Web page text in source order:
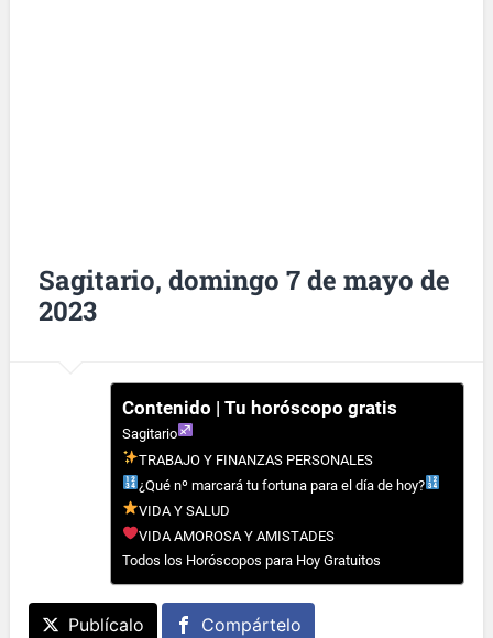
Sagitario, domingo 7 de mayo de
2023
Contenido | Tu horóscopo gratis
Sagitario
TRABAJO Y FINANZAS PERSONALES
¿Qué nº marcará tu fortuna para el día de hoy?
VIDA Y SALUD
VIDA AMOROSA Y AMISTADES
Todos los Horóscopos para Hoy Gratuitos
Publícalo Compártelo